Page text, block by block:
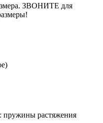
ЗВОНИТЕ для
: пружины растяжения